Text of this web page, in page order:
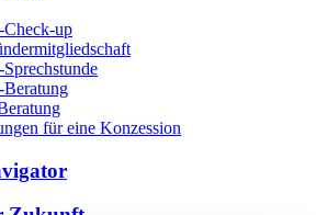
Check-up
für eine Konzession